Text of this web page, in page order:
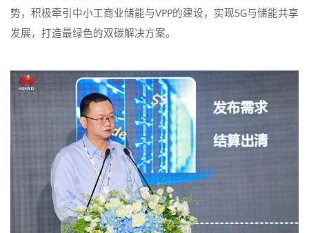
势，积极牵引中小工商业储能与VPP的建设，实现5G与储能共享
发展，打造最绿色的双碳解决方案。